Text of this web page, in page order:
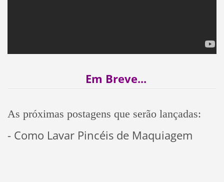
Em Breve...
As próximas postagens que serão lançadas:
- Como Lavar Pincéis de Maquiagem